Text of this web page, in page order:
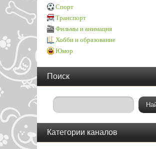
Спорт
Транспорт
Фильмы и анимация
Хобби и образование
Юмор
Поиск
Категории каналов